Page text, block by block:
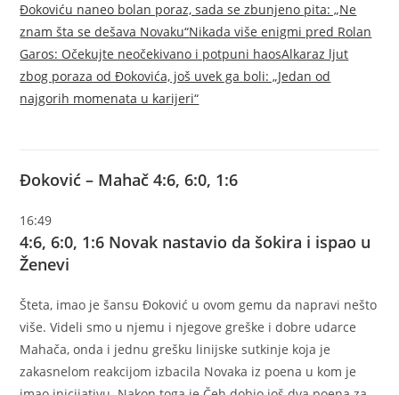
Đokoviću naneo bolan poraz, sada se zbunjeno pita: „Ne
znam šta se dešava Novaku“Nikada više enigmi pred Rolan
Garos: Očekujte neočekivano i potpuni haosAlkaraz ljut
zbog poraza od Đokovića, još uvek ga boli: „Jedan od
najgorih momenata u karijeri“
Đoković – Mahač 4:6, 6:0, 1:6
16:49
4:6, 6:0, 1:6 Novak nastavio da šokira i ispao u
Ženevi
Šteta, imao je šansu Đoković u ovom gemu da napravi nešto
više. Videli smo u njemu i njegove greške i dobre udarce
Mahača, onda i jednu grešku linijske sutkinje koja je
zakasnelom reakcijom izbacila Novaka iz poena u kom je